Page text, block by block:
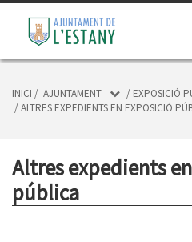
INICI / AJUNTAMENT / EXPOSICIÓ
/ALTRES EXPEDIENTS EN EXPOSICIÓ
Altres expedients
pública